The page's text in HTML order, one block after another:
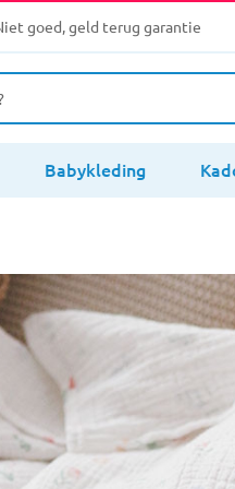
goed, geld terug garantie
Babykleding